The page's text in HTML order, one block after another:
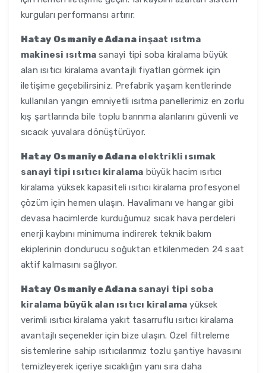
kurguları performansı artırır.
Hatay Osmaniye Adana inşaat ısıtma
makinesi ısıtma sanayi tipi soba kiralama büyük
alan ısıtıcı kiralama avantajlı fiyatları görmek için
iletişime geçebilirsiniz. Prefabrik yaşam kentlerinde
kullanılan yangın emniyetli ısıtma panellerimiz en zorlu
kış şartlarında bile toplu barınma alanlarını güvenli ve
sıcacık yuvalara dönüştürüyor.
Hatay Osmaniye Adana elektrikli ısımak
sanayi tipi ısıtıcı kiralama büyük hacim ısıtıcı
kiralama yüksek kapasiteli ısıtıcı kiralama profesyonel
çözüm için hemen ulaşın. Havalimanı ve hangar gibi
devasa hacimlerde kurduğumuz sıcak hava perdeleri
enerji kaybını minimuma indirerek teknik bakım
ekiplerinin dondurucu soğuktan etkilenmeden 24 saat
aktif kalmasını sağlıyor.
Hatay Osmaniye Adana sanayi tipi soba
kiralama büyük alan ısıtıcı kiralama yüksek
verimli ısıtıcı kiralama yakıt tasarruflu ısıtıcı kiralama
avantajlı seçenekler için bize ulaşın. Özel filtreleme
sistemlerine sahip ısıtıcılarımız tozlu şantiye havasını
temizleyerek içeriye sıcaklığın yanı sıra daha